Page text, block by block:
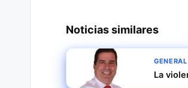
Noticias similares
GENERAL
La